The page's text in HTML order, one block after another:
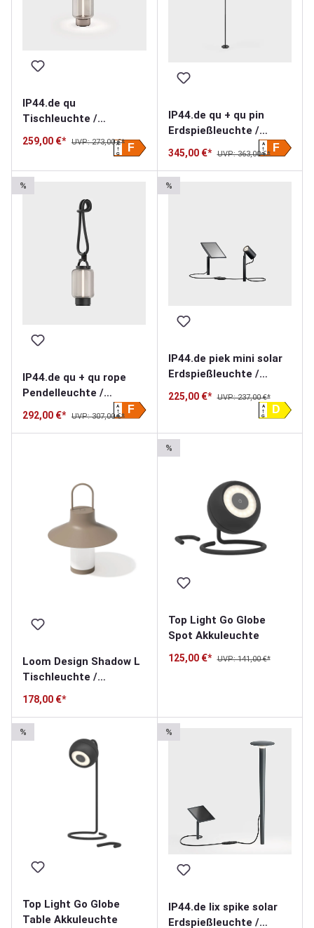
IP44.de qu
Tischleuchte /
Akkuleuchte
259,00 €* UVP: 273,00 €* F
A
G
IP44.de qu + qu pin
Erdspießleuchte /
Akkuleuchte
345,00 €* UVP: 363,00 €*
F
A
G
%
IP44.de qu + qu rope
Pendelleuchte /
292,00 €* UVP: 307,00 €*
F
A
G
%
IP44.de piek mini solar
Erdspießleuchte /
Solarleuchte
225,00 €* UVP: 237,00 €*
D
A
G
Loom Design Shadow L
Tischleuchte /
Akkuleuchte
178,00 €*
%
Top Light Go Globe
Spot Akkuleuchte
125,00 €* UVP: 141,00 €*
%
Top Light Go Globe
Table Akkuleuchte
%
IP44.de lix spike solar
Erdspießleuchte /